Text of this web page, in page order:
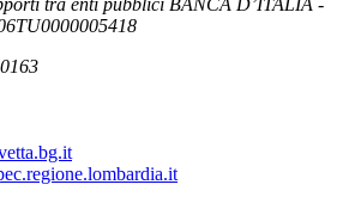
tra enti pubblici BANCA D’ITALIA -